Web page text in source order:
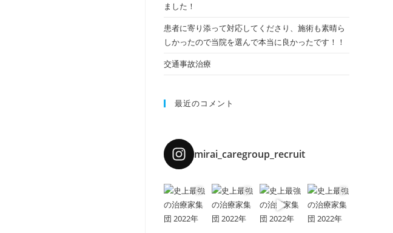
ました！
患者に寄り添って対応してくださり、施術も素晴ら
しかったので当院を選んで本当に良かったです！！
交通事故治療
最近のコメント
mirai_caregroup_recruit